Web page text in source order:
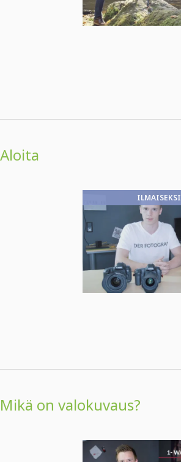
Aloita
ILMAISEKSI
Mikä on valokuvaus?